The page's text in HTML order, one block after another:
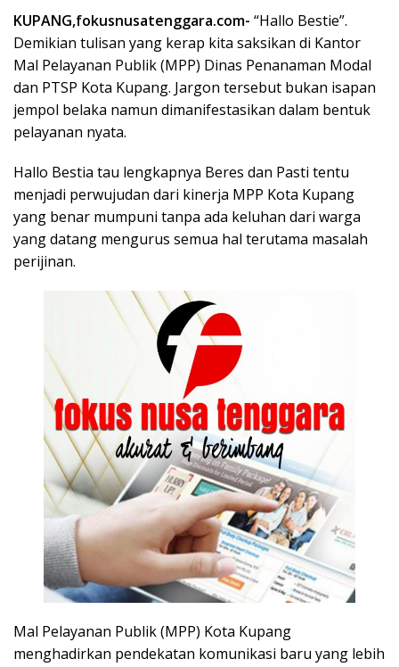
KUPANG,fokusnusatenggara.com- “Hallo Bestie”.
Demikian tulisan yang kerap kita saksikan di Kantor
Mal Pelayanan Publik (MPP) Dinas Penanaman Modal
dan PTSP Kota Kupang. Jargon tersebut bukan isapan
jempol belaka namun dimanifestasikan dalam bentuk
pelayanan nyata.
Hallo Bestia tau lengkapnya Beres dan Pasti tentu
menjadi perwujudan dari kinerja MPP Kota Kupang
yang benar mumpuni tanpa ada keluhan dari warga
yang datang mengurus semua hal terutama masalah
perijinan.
Mal Pelayanan Publik (MPP) Kota Kupang
menghadirkan pendekatan komunikasi baru yang lebih